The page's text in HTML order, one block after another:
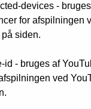
devices -
for afspilningen
siden.
id - bruges af
ved